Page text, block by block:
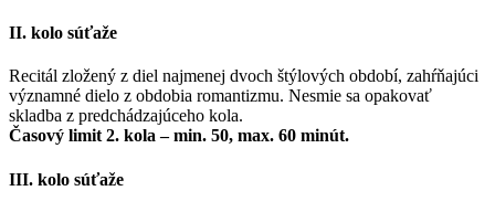
II. kolo súťaže
Recitál zložený z diel najmenej dvoch štýlových období, zahŕňajúci
významné dielo z obdobia romantizmu. Nesmie sa opakovať
skladba z predchádzajúceho kola.
Časový limit 2. kola – min. 50, max. 60 minút.
III. kolo súťaže